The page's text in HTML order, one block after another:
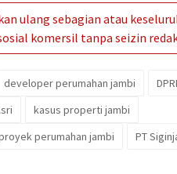
ulang sebagian atau
komersil tanpa seizin
developer perumahan jambi
kasus properti jambi
perumahan jambi
PT